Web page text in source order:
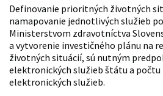
Definovanie prioritných životných
namapovanie jednotlivých služieb
Ministerstvom zdravotníctva
a vytvorenie investičného plánu na
životných situácií, sú nutným
elektronických služieb štátu a
elektronických služieb.